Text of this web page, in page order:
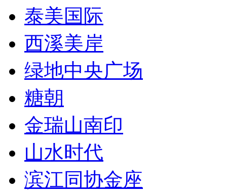
泰美国际
西溪美岸
绿地中央广场
糖朝
金瑞山南印
山水时代
滨江同协金座